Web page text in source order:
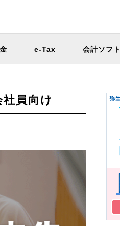
e-Tax 会計ソフト
員向け